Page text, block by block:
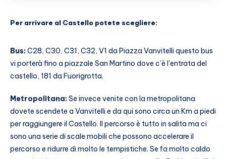
Per arrivare al Castello potete scegliere:
Bus:C28, C30, C31, C32, V1 da Piazza Vanvitelli questo bus
vi porterà fino a piazzale San Martino dove c’è l’entrata del
castello, 181 da Fuorigrotta.
Metropolitana:Se invece venite con la metropolitana
dovete scendete a Vanvitelli e da qui sono circa un Km a piedi
per raggiungere il Castello. Il percorso è tutto in salita ma ci
sono una serie di scale mobili che possono accelerare il
percorso e ridurre di molto le tempistiche. Se fa molto caldo